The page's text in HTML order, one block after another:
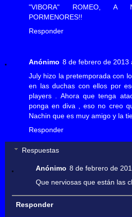
"VIBORA" ROMEO, A
PORMENORES!!
Responder
Anónimo 8 de febrero de 2013
July hizo la pretemporada con
en las duchas con ellos por
players . Ahora que tenga
ponga en diva , eso no creo
Nachin que es muy amigo y la
Responder
Respuestas
Anónimo 8 de febrero de
Que nerviosas que están las
Responder